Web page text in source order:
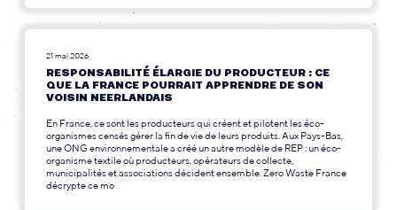
21 mai 2026
RESPONSABILITÉ ÉLARGIE DU PRODUCTEUR : CE
QUE LA FRANCE POURRAIT APPRENDRE DE SON
VOISIN NEERLANDAIS
En France, ce sont les producteurs qui créent et pilotent les éco-
organismes censés gérer la fin de vie de leurs produits. Aux Pays-Bas,
une ONG environnementale a créé un autre modèle de REP : un éco-
organisme textile où producteurs, opérateurs de collecte,
municipalités et associations décident ensemble. Zero Waste France
décrypte ce mo